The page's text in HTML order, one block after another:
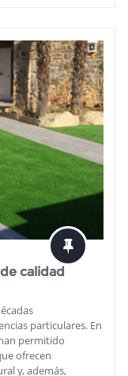
calidad
particulares. En
permitido
ofrecen
y, además,